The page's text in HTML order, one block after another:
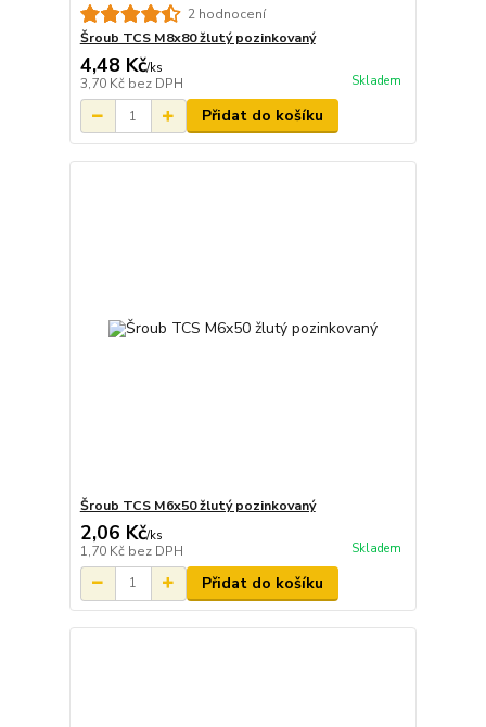
2 hodnocení
Šroub TCS M8x80 žlutý pozinkovaný
4,48 Kč/ks
3,70 Kč bez DPH Skladem
Přidat do košíku
Šroub TCS M6x50 žlutý pozinkovaný
2,06 Kč/ks
1,70 Kč bez DPH Skladem
Přidat do košíku